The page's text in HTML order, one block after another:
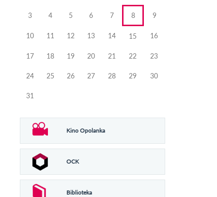
3 4 5 6 7 8 9
10 11 12 13 14 15 16
17 18 19 20 21 22 23
24 25 26 27 28 29 30
31
Kino Opolanka
OCK
Biblioteka